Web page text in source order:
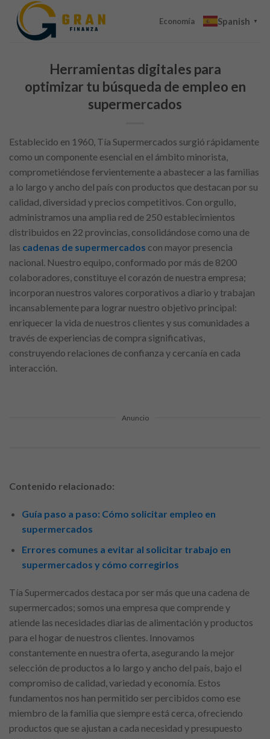
content
Economía Spanish ▼
Herramientas digitales para
optimizar tu búsqueda de empleo en
supermercados
Establecido en 1960, Tía Supermercados surgió rápidamente
como un componente esencial en el ámbito minorista,
comprometiéndose fervientemente a abastecer a las familias
a lo largo y ancho del país con productos que destacan por su
calidad, diversidad y precios competitivos. Con orgullo,
administramos una amplia red de 250 establecimientos
distribuidos en 22 provincias, consolidándose como una de
las cadenas de supermercados con mayor presencia
nacional. Nuestro equipo, conformado por más de 8200
colaboradores, constituye el corazón de nuestra empresa;
incorporan nuestros valores corporativos a diario y trabajan
incansablemente para lograr nuestro objetivo principal:
enriquecer la vida de nuestros clientes y sus comunidades a
través de experiencias de compra significativas,
construyendo relaciones de confianza y cercanía en cada
interacción.
Anuncio
Contenido relacionado:
Guía paso a paso: Cómo solicitar empleo en
supermercados
Errores comunes a evitar al solicitar trabajo en
supermercados y cómo corregirlos
Tía Supermercados destaca por ser más que una cadena de
supermercados; somos una empresa que comprende y
atiende las necesidades diarias de alimentación y productos
para el hogar de nuestros clientes. Innovamos
constantemente en nuestra oferta, asegurando la mejor
selección de productos a lo largo y ancho del país, bajo el
compromiso de calidad, variedad y economía. Estos
fundamentos nos han permitido ser percibidos como ese
miembro de la familia que siempre está cerca, ofreciendo
productos que se ajustan a cada necesidad y presupuesto